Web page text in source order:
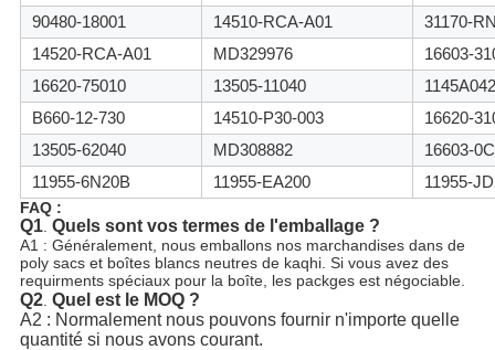
90480-18001
14510-RCA-A01
31170-
14520-RCA-A01
MD329976
16603-
16620-75010
13505-11040
1145A042
B660-12-730
14510-P30-003
16620-
13505-62040
MD308882
16603-
11955-6N20B
11955-EA200 11955-
FAQ :
Q1. Quels sont vos termes de l'emballage ?
A1 : Généralement, nous emballons nos marchandises dans de
poly sacs et boîtes blancs neutres de kaqhi. Si vous avez des
requirments spéciaux pour la boîte, les packges est négociable.
Q2. Quel est le MOQ ?
A2 : Normalement nous pouvons fournir n'importe quelle
quantité si nous avons courant.